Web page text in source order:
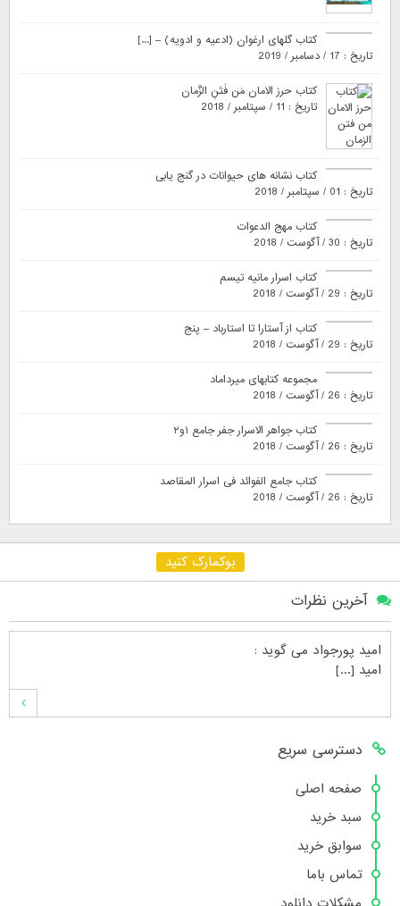
کتاب گلهای ارغوان (ادعیه و ادویه) – [...]
تاریخ : 17 / دسامبر / 2019
کتاب حرز الامان مَن فَتَنِ الزَّمان
تاریخ : 11 / سپتامبر / 2018
کتاب نشانه های حیوانات در گنج یابی
تاریخ : 01 / سپتامبر / 2018
کتاب مهج الدعوات
تاریخ : 30 / آگوست / 2018
کتاب اسرار مانیه تیسم
تاریخ : 29 / آگوست / 2018
کتاب از آستارا تا استارباد – پنج
تاریخ : 29 / آگوست / 2018
مجموعه کتابهای میرداماد
تاریخ : 26 / آگوست / 2018
کتاب جواهر الاسرار جفر جامع ۱و۲
تاریخ : 26 / آگوست / 2018
کتاب جامع الفوائد فی اسرار المقاصد
تاریخ : 26 / آگوست / 2018
بوکمارک کنید
آخرین نظرات
امید پورجواد می گوید :
امید [...]
محمدشهنوازیمی گوید :
سلام بنده محمد شهنوازی فقط بوسیله ا [...]
محمدمی گوید :
سلام تعداد کتاب۶در سایت زیاد نیست [...]
دسترسی سریع
صفحه اصلی
سبد خرید
سوابق خرید
تماس باما